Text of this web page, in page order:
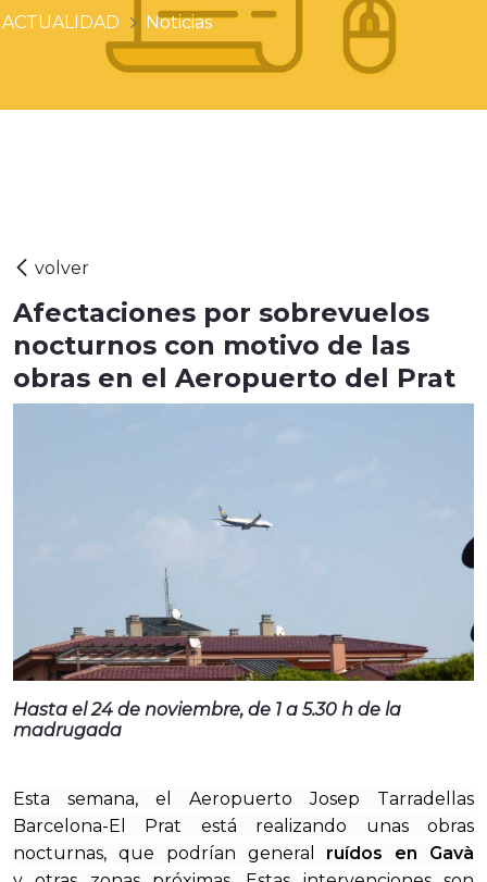
ACTUALIDAD Noticias
Afectaciones por sobrevuelos
nocturnos con motivo de las
obras en el Aeropuerto del Prat
Hasta el 24 de noviembre, de 1 a 5.30 h de la
madrugada
Esta semana, el Aeropuerto Josep Tarradellas
Barcelona-El Prat está realizando unas obras
nocturnas, que podrían general ruídos en Gavà